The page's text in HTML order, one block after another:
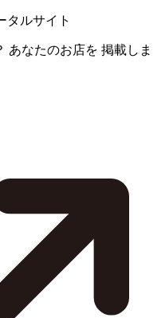
タルサイト
あなたのお店を 掲載しま